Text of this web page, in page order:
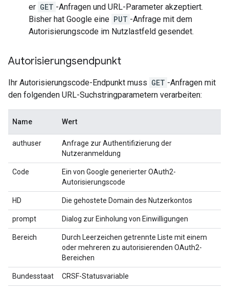
er GET -Anfragen und URL-Parameter akzeptiert.
Bisher hat Google eine PUT -Anfrage mit dem
Autorisierungscode im Nutzlastfeld gesendet.
Autorisierungsendpunkt
Ihr Autorisierungscode-Endpunkt muss GET -Anfragen mit
den folgenden URL-Suchstringparametern verarbeiten:
Name Wert
authuser
Anfrage zur Authentifizierung der
Nutzeranmeldung
Code
Ein von Google generierter OAuth2-
Autorisierungscode
HD Die gehostete Domain des Nutzerkontos
prompt Dialog zur Einholung von Einwilligungen
Bereich
Durch Leerzeichen getrennte Liste mit einem
oder mehreren zu autorisierenden OAuth2-
Bereichen
Bundesstaat CRSF-Statusvariable